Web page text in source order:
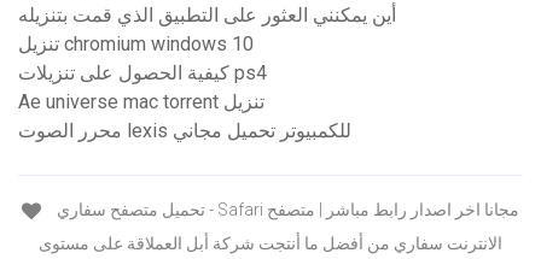
أين يمكنني العثور على التطبيق الذي قمت بتنزيله
تنزيل chromium windows 10
كيفية الحصول على تنزيلات ps4
Ae universe mac torrent تنزيل
محرر الصوت lexis للكمبيوتر تحميل مجاني
الانترنت سفاري من أفضل ما أنتجت شركة أبل العملاقة على مستوى